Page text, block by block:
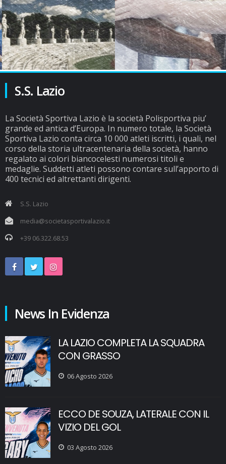
S.S. Lazio
La Società Sportiva Lazio è la società Polisportiva piu’
grande ed antica d’Europa. In numero totale, la Società
Sportiva Lazio conta circa 10 000 atleti iscritti, i quali, nel
corso della storia ultracentenaria della società, hanno
regalato ai colori biancocelesti numerosi titoli e
medaglie. Suddetti atleti possono contare sull’apporto di
400 tecnici ed altrettanti dirigenti.
S.S. Lazio
media@societasportivalazio.it
+39 06.322.68.53
News In Evidenza
LA LAZIO COMPLETA LA SQUADRA
CON GRASSO
06 Agosto 2026
ECCO DE SOUZA, LATERALE CON IL
VIZIO DEL GOL
03 Agosto 2026